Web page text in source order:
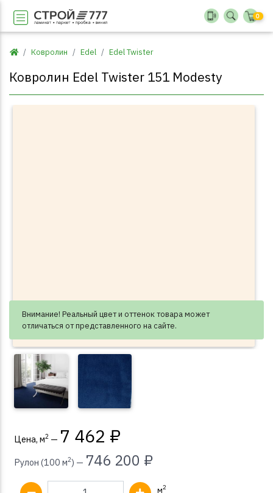
0
Ковролин Edel Edel Twister
Ковролин Edel Twister 151 Modesty
Внимание! Реальный цвет и оттенок товара может
отличаться от представленного на сайте.
Цена, м2 — 7 462 ₽
Рулон (100 м2) — 746 200 ₽
м2